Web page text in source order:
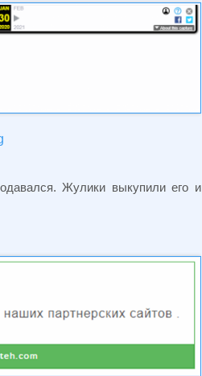
Жулики выкупили его и